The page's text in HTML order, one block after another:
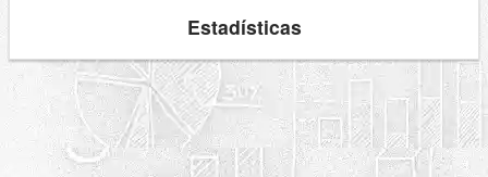
Estadísticas